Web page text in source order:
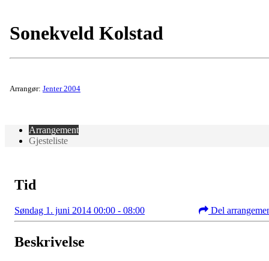
Sonekveld Kolstad
Arrangør: Jenter 2004
Arrangement
Gjesteliste
Tid
Søndag 1. juni 2014 00:00 - 08:00 Del
Beskrivelse